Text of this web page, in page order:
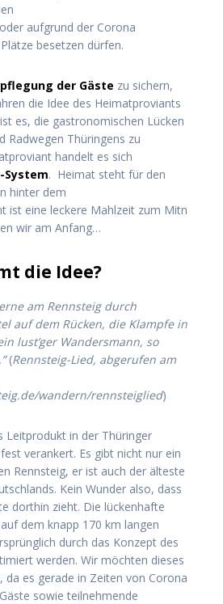
aufgrund der Corona
besetzen dürfen.
der Gäste zu sichern,
die Idee des Heimatproviants
es, die gastronomischen Lücken
Radwegen Thüringens zu
handelt es sich
System. Heimat steht für den
hinter dem
ist eine leckere Mahlzeit zum Mitn
wir am Anfang…
die Idee?
am Rennsteig durch
auf dem Rücken, die Klampfe in
lust’ger Wandersmann, so
(Rennsteig-Lied, abgerufen am
wandern/rennsteiglied)
Leitprodukt in der Thüringer
verankert. Es gibt nicht nur ein
Rennsteig, er ist auch der älteste
Kein Wunder also, dass
dorthin zieht. Die lückenhafte
dem knapp 170 km langen
durch das Konzept des
werden. Wir möchten dieses
da es gerade in Zeiten von Corona
sowie teilnehmende